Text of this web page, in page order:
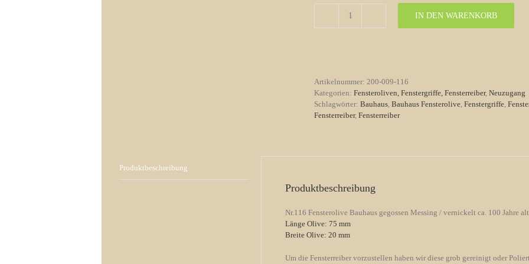
Fensterolive
IN DEN WARENKORB
Artikelnummer: 200-009-116
Kategorien: Fensteroliven, Fenstergriffe, Fensterreiber, Neuzugang
Schlagwörter: Bauhaus Bauhaus Fensterolive Fenstergriffe
Fensterreiber, Fensterreiber
Produktbeschreibung
Produktbeschreibung
Nr.116 Fensterolive Bauhaus gegossen Messing / vernickelt ca. 100 Jahre alt.
Länge Olive: 75 mm
Breite Olive: 20 mm
Um die Fensterreiber vorzustellen haben wir diese grob gereinigt oder Poliert.